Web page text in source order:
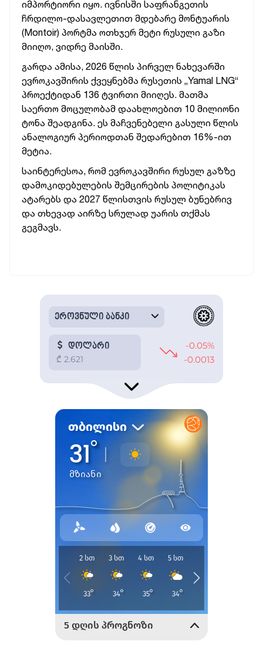
იმპორტიორი იყო. ივნისში საფრანგეთის
ჩრდილო-დასავლეთით მდებარე მონტუარის
(Montoir) პორტმა ოთხჯერ მეტი რუსული გაზი
მიიღო, ვიდრე მაისში.
გარდა ამისა, 2026 წლის პირველ ნახევარში
ევროკავშირის ქვეყნებმა რუსეთის „Yamal LNG“
პროექტიდან 136 ტვირთი მიიღეს. მათმა
საერთო მოცულობამ დაახლოებით 10 მილიონი
ტონა შეადგინა. ეს მაჩვენებელი გასული წლის
ანალოგიურ პერიოდთან შედარებით 16%-ით
მეტია.
საინტერესოა, რომ ევროკავშირი რუსულ გაზზე
დამოკიდებულების შემცირების პოლიტიკას
ატარებს და 2027 წლისთვის რუსულ ბუნებრივ
და თხევად აირზე სრულად უარის თქმას
გეგმავს.